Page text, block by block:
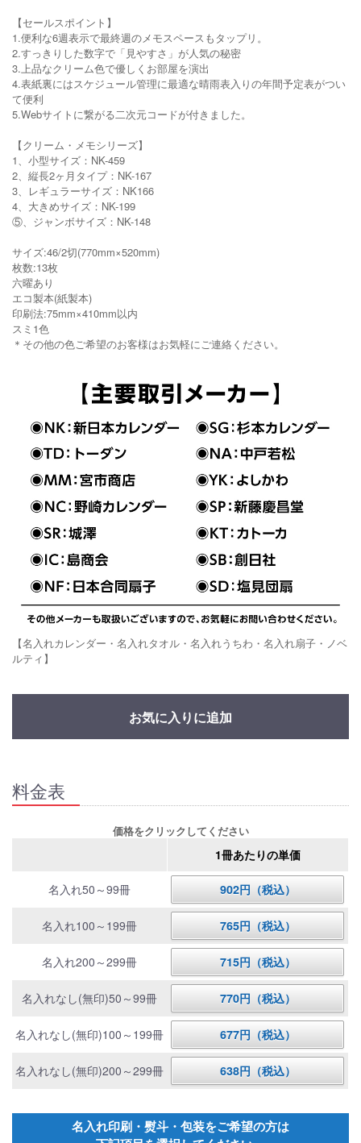
【セールスポイント】
1.便利な6週表示で最終週のメモスペースもタップリ。
2.すっきりした数字で「見やすさ」が人気の秘密
3.上品なクリーム色で優しくお部屋を演出
4.表紙裏にはスケジュール管理に最適な晴雨表入りの年間予定表がつい
て便利
5.Webサイトに繋がる二次元コードが付きました。
【クリーム・メモシリーズ】
1、小型サイズ：NK-459
2、縦長2ヶ月タイプ：NK-167
3、レギュラーサイズ：NK166
4、大きめサイズ：NK-199
⑤、ジャンボサイズ：NK-148
サイズ:46/2切(770mm×520mm)
枚数:13枚
六曜あり
エコ製本(紙製本)
印刷法:75mm×410mm以内
スミ1色
＊その他の色ご希望のお客様はお気軽にご連絡ください。
【名入れカレンダー・名入れタオル・名入れうちわ・名入れ扇子・ノベ
ルティ】
お気に入りに追加
料金表
価格をクリックしてください
1冊あたりの単価
名入れ50～99冊 902円（税込）
名入れ100～199冊 765円（税込）
名入れ200～299冊 715円（税込）
名入れなし(無印)50～99冊 770円（税込）
名入れなし(無印)100～199冊 677円（税込）
名入れなし(無印)200～299冊 638円（税込）
名入れ印刷・熨斗・包装をご希望の方は